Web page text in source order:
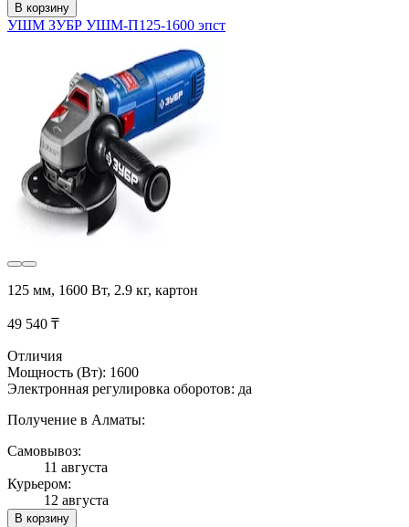
В корзину
УШМ ЗУБР УШМ-П125-1600 эпст
125 мм, 1600 Вт, 2.9 кг, картон
49 540 ₸
Отличия
Мощность (Вт): 1600
Электронная регулировка оборотов: да
Получение в Алматы:
Самовывоз:
11 августа
Курьером:
12 августа
В корзину